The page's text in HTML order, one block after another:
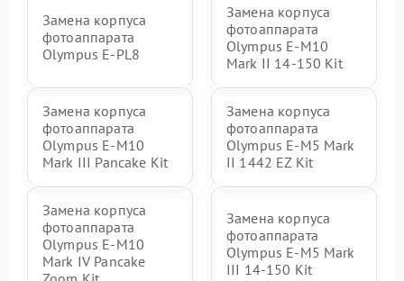
Замена корпуса
фотоаппарата
Olympus E-PL8
Замена корпуса
фотоаппарата
Olympus E‑M10
Mark II 14-150 Kit
Замена корпуса
фотоаппарата
Olympus E-M10
Mark III Pancake Kit
Замена корпуса
фотоаппарата
Olympus E‑M5 Mark
II 1442 EZ Kit
Замена корпуса
фотоаппарата
Olympus E-M10
Mark IV Pancake
Замена корпуса
фотоаппарата
Olympus E‑M5 Mark
III 14-150 Kit